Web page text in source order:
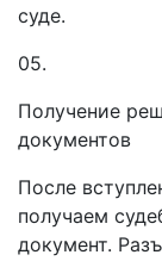
суде.
05.
Получение
документов
После
получаем
документ.